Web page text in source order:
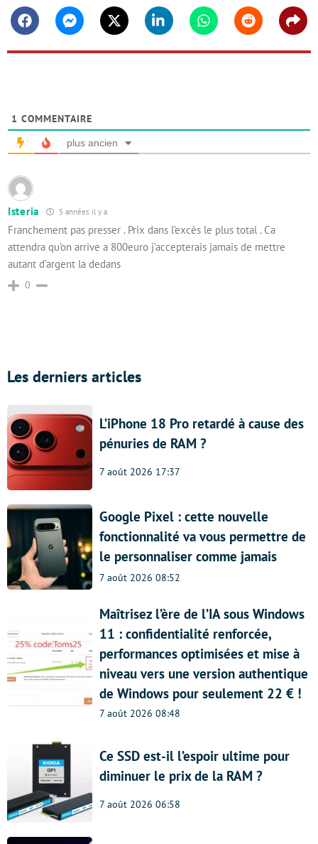
FacebookMessengerTwitter Linkedin WhatsappReddit
1 COMMENTAIRE
plus ancien
Isteria 5 années il y a
Franchement pas presser . Prix dans l’excès le plus total . Ca
attendra qu’on arrive a 800euro j’accepterais jamais de mettre
autant d’argent la dedans
0
Les derniers articles
L’iPhone 18 Pro retardé à cause des
pénuries de RAM ?
7 août 2026 17:37
Google Pixel : cette nouvelle
fonctionnalité va vous permettre de
le personnaliser comme jamais
7 août 2026 08:52
Maîtrisez l’ère de l’IA sous Windows
11 : confidentialité renforcée,
performances optimisées et mise à
niveau vers une version authentique
de Windows pour seulement 22 € !
7 août 2026 08:48
Ce SSD est-il l’espoir ultime pour
diminuer le prix de la RAM ?
7 août 2026 06:58